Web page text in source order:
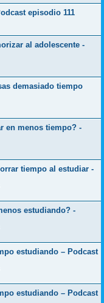
episodio 111
al adolescente -
demasiado tiempo
en menos tiempo? -
tiempo al estudiar -
estudiando? -
estudiando – Podcast
estudiando – Podcast